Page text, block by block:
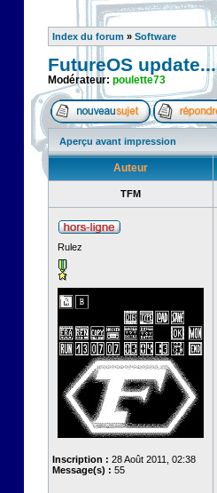
Index du forum » Software
FutureOS update...
Modérateur: poulette73
Aperçu avant impression
Auteur
TFM
Rulez
Inscription : 28 Août 2011, 02:38
Message(s) : 55